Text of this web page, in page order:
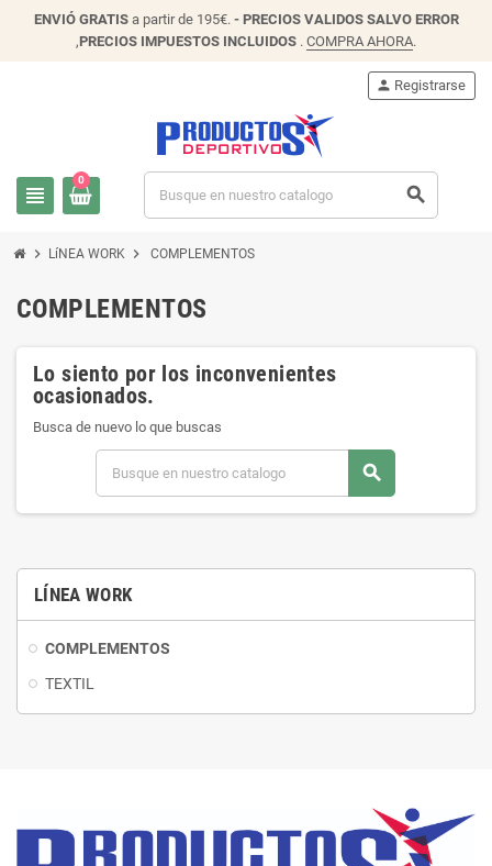
ENVIÓGRATISa partir de 195€. - PRECIOS VALIDOS SALVO ERROR
,PRECIOS IMPUESTOS INCLUIDOS . COMPRA AHORA.
view_headline
person Registrarse
0
search
chevron_right LíNEA WORK chevron_right COMPLEMENTOS
LÍNEA WORK
COMPLEMENTOS
TEXTIL
COMPLEMENTOS
Lo siento por los inconvenientes
ocasionados.
Busca de nuevo lo que buscas
search